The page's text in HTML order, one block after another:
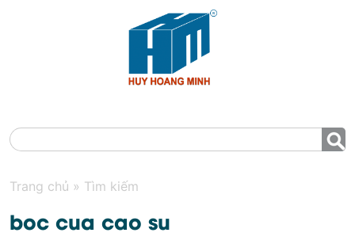
Trang chủ » Tìm kiếm
boc cua cao su